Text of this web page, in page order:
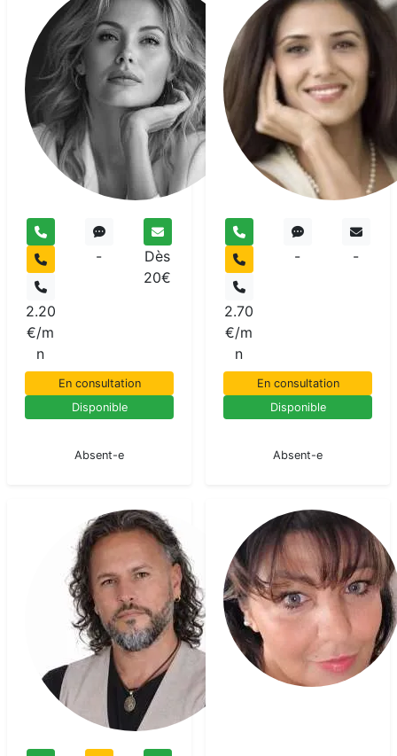
Anna
Voyant
2.20
€/m
n
-
Dès
20€
En consultation
Disponible
Absent-e
2.70
€/m
n
- -
En consultation
Disponible
Absent-e
Daniel
Anona
Voyant